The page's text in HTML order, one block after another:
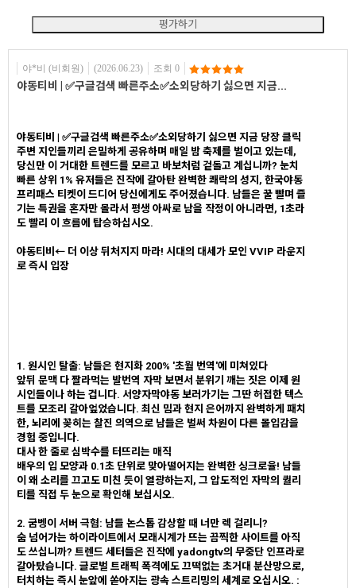
야*비 (비회원) (2026.06.23) 조회 0
야동티비 | ✅구글검색 빠른주소✅소외당하기 싫으면 지금...
야동티비 | ✅구글검색 빠른주소✅소외당하기 싫으면 지금 당장 클릭
주변 지인들끼리 은밀하게 공유하며 매일 밤 축제를 벌이고 있는데,
당신만 이 거대한 트렌드를 모르고 바보처럼 겉돌고 계십니까? 눈치
빠른 상위 1% 유저들은 진작에 갈아탄 완벽한 쾌락의 성지, 한국야동
프리패스 티켓이 드디어 당신에게도 주어졌습니다. 남들은 꿀 빨며 즐
기는 특권을 혼자만 몰라서 평생 아싸로 남을 작정이 아니라면, 1초라
도 빨리 이 흐름에 탑승하십시오.
야동티비← 더 이상 뒤처지지 마라! 시대의 대세가 모인 VVIP 라운지
로 즉시 입장
1. 원시인 탈출: 남들은 현지화 200% '초월 번역'에 미쳐있다
앞뒤 문맥 다 짤라먹는 발번역 자막 보면서 분위기 깨는 짓은 이제 원
시인들이나 하는 겁니다. 서양자막야동 보러가기는 그딴 허접한 텍스
트를 모조리 갈아엎었습니다. 최신 밈과 현지 은어까지 완벽하게 패치
한, 뇌리에 꽂히는 찰진 의역으로 남들은 벌써 차원이 다른 몰입감을
경험 중입니다.
대사 한 줄로 심박수를 터뜨리는 매직
배우의 입 모양과 0.1초 단위로 맞아떨어지는 완벽한 싱크로율! 남들
이 왜 소리를 끄고도 미친 듯이 열광하는지, 그 압도적인 자막의 퀄리
티를 직접 두 눈으로 확인해 보십시오.
2. 굼벵이 서버 극혐: 남들 논스톱 감상할 때 너만 렉 걸리니?
숨 넘어가는 하이라이트에서 모래시계가 뜨는 끔찍한 사이트를 아직
도 쓰십니까? 트렌드 세터들은 진작에 yadongtv의 무중단 인프라로
갈아탔습니다. 글로벌 트래픽 폭격에도 끄떡없는 초거대 분산망으로,
터치하는 즉시 눈앞에 쏟아지는 광속 스트리밍의 세계로 오십시오. :